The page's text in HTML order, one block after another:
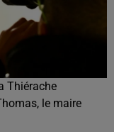
Thiérache
le maire